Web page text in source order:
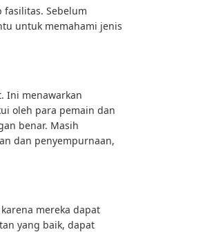
Sebelum
untuk memahami jenis
Ini menawarkan
oleh para pemain dan
benar. Masih
dan penyempurnaan,
mereka dapat
yang baik, dapat